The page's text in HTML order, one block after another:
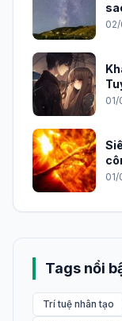
Tags nổi
Trí tuệ nhân tạo